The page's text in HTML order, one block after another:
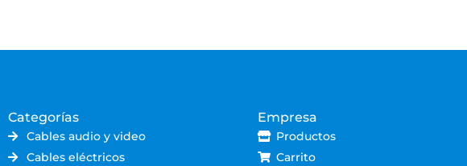
Categorías
Cables audio y video
Cables eléctricos
Empresa
Productos
Carrito